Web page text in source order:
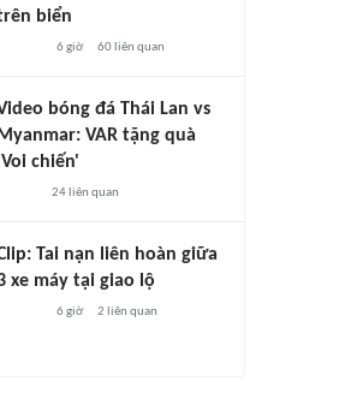
biển
6 giờ 60liên quan
bóng đá Thái Lan vs
Myanmar: VAR tặng quà
chiến'
24liên quan
Tai nạn liên hoàn giữa
xe máy tại giao lộ
6 giờ 2 liên quan